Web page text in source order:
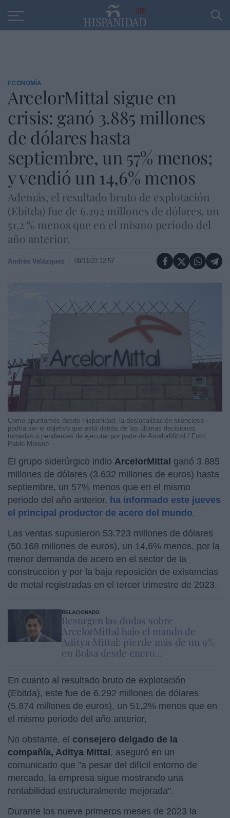
30
ECONOMÍA
ArcelorMittal sigue en
crisis: ganó 3.885 millones
de dólares hasta
septiembre, un 57% menos;
y vendió un 14,6% menos
Además, el resultado bruto de explotación
(Ebitda) fue de 6.292 millones de dólares, un
51,2 % menos que en el mismo periodo del
año anterior.
Andrés Velázquez 09/11/23 12:57
Como apuntamos desde Hispanidad, la deslocalización silenciosa
podría ser el objetivo que está detrás de las últimas decisiones
tomadas o pendientes de ejecutar por parte de ArcelorMittal / Foto:
Pablo Moreno
El grupo siderúrgico indio ArcelorMittal ganó 3.885
millones de dólares (3.632 millones de euros) hasta
septiembre, un 57% menos que en el mismo
periodo del año anterior, ha informado este jueves
el principal productor de acero del mundo.
Las ventas supusieron 53.723 millones de dólares
(50.168 millones de euros), un 14,6% menos, por la
menor demanda de acero en el sector de la
construcción y por la baja reposición de existencias
de metal registradas en el tercer trimestre de 2023.
RELACIONADO
Resurgen las dudas sobre
ArcelorMittal bajo el mando de
Aditya Mittal: pierde más de un 9%
en Bolsa desde enero…
En cuanto al resultado bruto de explotación
(Ebitda), este fue de 6.292 millones de dólares
(5.874 millones de euros), un 51,2% menos que en
el mismo periodo del año anterior,
No obstante, el consejero delgado de la
compañía, Aditya Mittal, aseguró en un
comunicado que "a pesar del difícil entorno de
mercado, la empresa sigue mostrando una
rentabilidad estructuralmente mejorada".
Durante los nueve primeros meses de 2023 la